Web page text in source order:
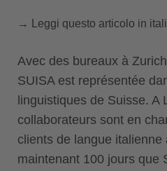
→ Leggi questo articolo in
Avec des bureaux à
SUISA est représentée
linguistiques de Suisse. A
collaborateurs sont en
clients de langue italienne
maintenant 100 jours que